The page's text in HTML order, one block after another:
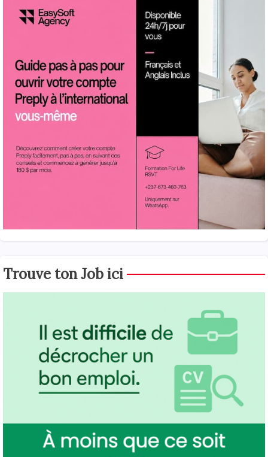
Trouve ton Job ici